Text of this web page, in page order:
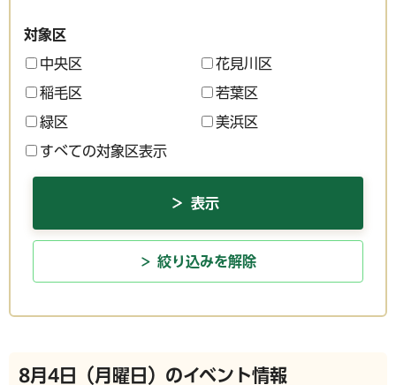
対象区
中央区 花見川区
稲毛区 若葉区
緑区 美浜区
すべての対象区表示
絞り込みを解除
8月4日（月曜日）のイベント情報